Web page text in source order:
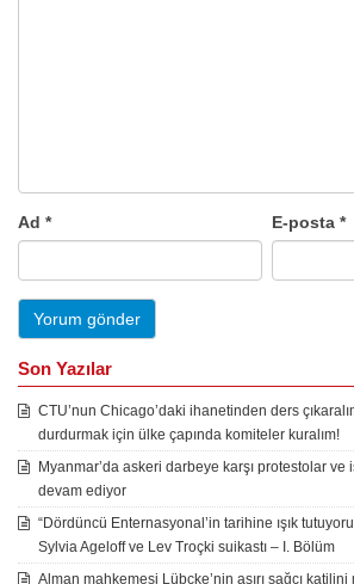
Ad * E-posta*
Son Yazılar
CTU’nun Chicago’daki ihanetinden ders
durdurmak için ülke çapında komiteler kuralım!
Myanmar’da askeri darbeye karşı protestolar ve
devam ediyor
“Dördüncü Enternasyonal’in tarihine ışık
Sylvia Ageloff ve Lev Troçki suikastı – I. Bölüm
Alman mahkemesi Lübcke’nin aşırı sağcı